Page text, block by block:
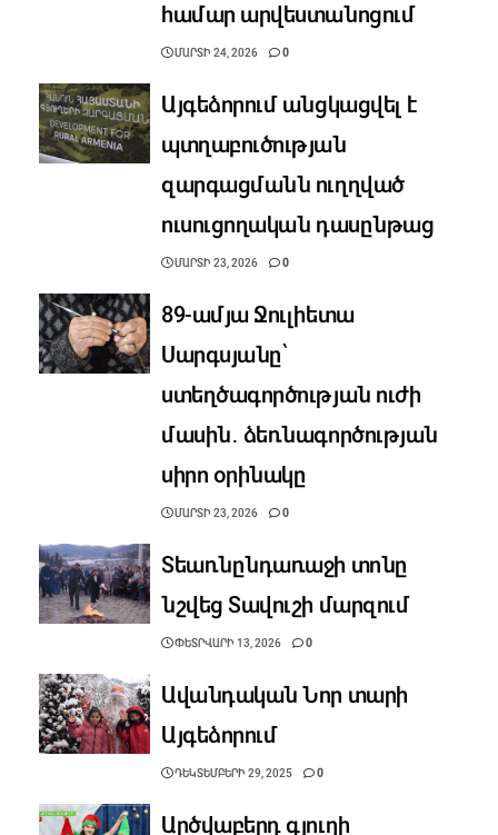
համար արվեստանոցում
ՄԱՐՏԻ 24, 2026 0
Այգեձորում անցկացվել է
պտղաբուծության
զարգացմանն ուղղված
ուսուցողական դասընթաց
ՄԱՐՏԻ 23, 2026 0
89-ամյա Ջուլիետա
Սարգսյանը՝
ստեղծագործության ուժի
մասին․ ձեռնագործության
սիրո օրինակը
ՄԱՐՏԻ 23, 2026 0
Տեառնընդառաջի տոնը
նշվեց Տավուշի մարզում
ՓԵՏՐՎԱՐԻ 13, 2026 0
Ավանդական Նոր տարի
Այգեձորում
ԴԵԿՏԵՄԲԵՐԻ 29, 2025 0
Արծվաբերդ գյուղի